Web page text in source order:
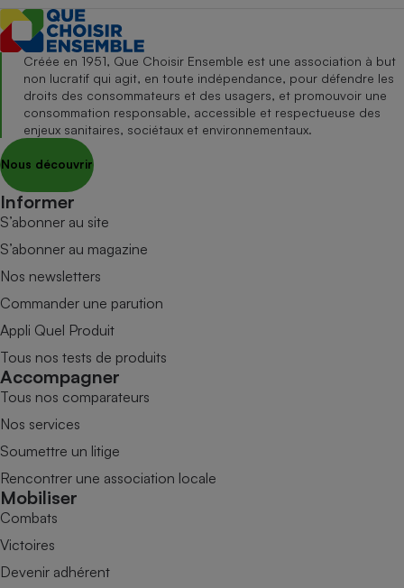
Créée en 1951, Que Choisir Ensemble est une association à but
non lucratif qui agit, en toute indépendance, pour défendre les
droits des consommateurs et des usagers, et promouvoir une
consommation responsable, accessible et respectueuse des
enjeux sanitaires, sociétaux et environnementaux.
Nous découvrir
Informer
S’abonner au site
S’abonner au magazine
Nos newsletters
Commander une parution
Appli Quel Produit
Tous nos tests de produits
Accompagner
Tous nos comparateurs
Nos services
Soumettre un litige
Rencontrer une association locale
Mobiliser
Combats
Victoires
Devenir adhérent